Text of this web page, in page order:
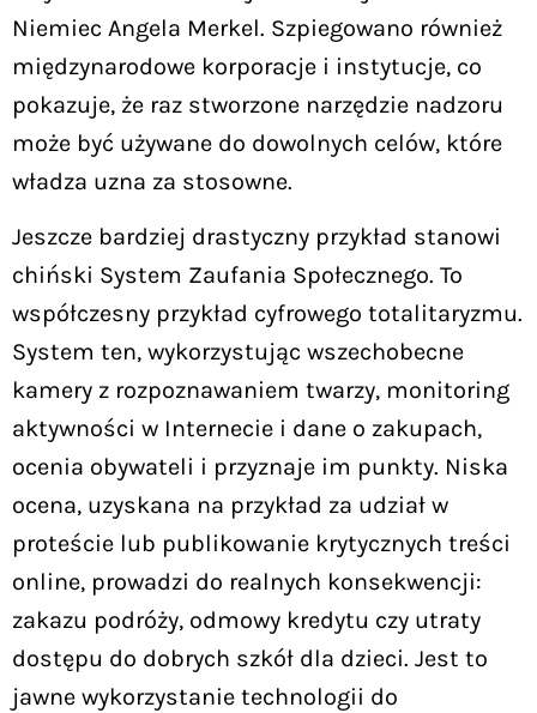
Niemiec Angela Merkel. Szpiegowano również
międzynarodowe korporacje i instytucje, co
pokazuje, że raz stworzone narzędzie nadzoru
może być używane do dowolnych celów, które
władza uzna za stosowne.
Jeszcze bardziej drastyczny przykład stanowi
chiński System Zaufania Społecznego. To
współczesny przykład cyfrowego totalitaryzmu.
System ten, wykorzystując wszechobecne
kamery z rozpoznawaniem twarzy, monitoring
aktywności w Internecie i dane o zakupach,
ocenia obywateli i przyznaje im punkty. Niska
ocena, uzyskana na przykład za udział w
proteście lub publikowanie krytycznych treści
online, prowadzi do realnych konsekwencji:
zakazu podróży, odmowy kredytu czy utraty
dostępu do dobrych szkół dla dzieci. Jest to
jawne wykorzystanie technologii do